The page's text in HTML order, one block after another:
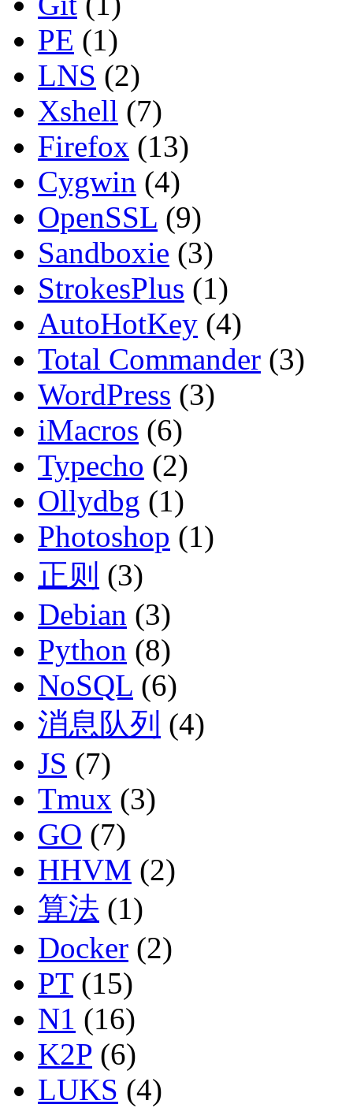
PE (1)
LNS (2)
Xshell (7)
Firefox (13)
Cygwin (4)
OpenSSL (9)
Sandboxie (3)
StrokesPlus (1)
AutoHotKey (4)
Total Commander (3)
WordPress (3)
iMacros (6)
Typecho (2)
Ollydbg (1)
Photoshop (1)
正则 (3)
Debian (3)
Python (8)
NoSQL (6)
消息队列 (4)
JS (7)
Tmux (3)
GO (7)
HHVM (2)
算法 (1)
Docker (2)
PT(15)
N1 (16)
K2P (6)
LUKS (4)